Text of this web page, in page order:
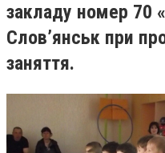
закладу номер 70
Слов’янськ при
заняття.